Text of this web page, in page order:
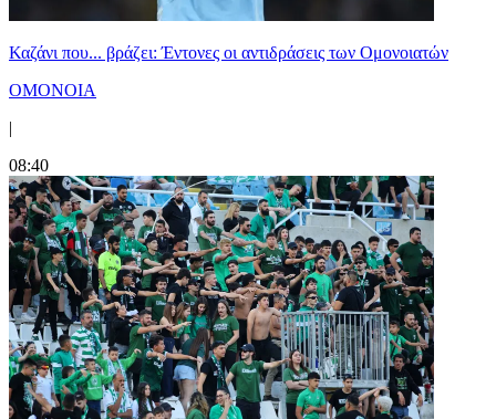
Καζάνι που... βράζει: Έντονες οι αντιδράσεις των Ομονοιατών
ΟΜΟΝΟΙΑ
|
08:40